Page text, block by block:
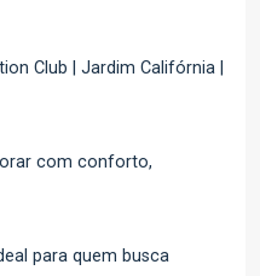
Club | Jardim Califórnia |
com conforto,
para quem busca